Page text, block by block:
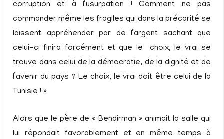
corruption et à l’usurpation ! Comment ne pas
commander même les fragiles qui dans la précarité se
laissent appréhender par de l’argent sachant que
celui-ci finira forcément et que le choix, le vrai se
trouve dans celui de la démocratie, de la dignité et de
l’avenir du pays ? Le choix, le vrai doit être celui de la
Tunisie ! »
Alors que le père de « Bendirman » animait la salle qui
lui répondait favorablement et en même temps à